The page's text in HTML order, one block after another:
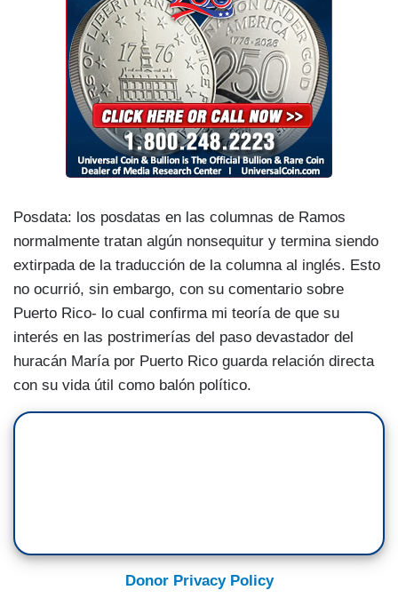
Posdata: los posdatas en las columnas de Ramos
normalmente tratan algún nonsequitur y termina siendo
extirpada de la traducción de la columna al inglés. Esto
no ocurrió, sin embargo, con su comentario sobre
Puerto Rico- lo cual confirma mi teoría de que su
interés en las postrimerías del paso devastador del
huracán María por Puerto Rico guarda relación directa
con su vida útil como balón político.
Donor Privacy Policy